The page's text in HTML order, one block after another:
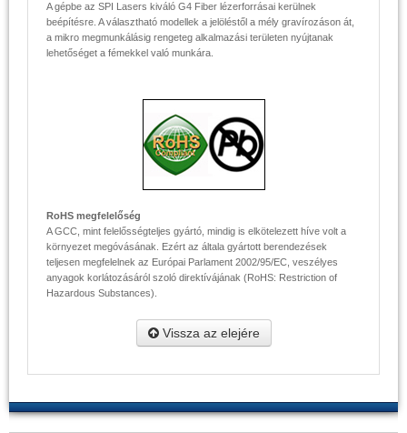
A gépbe az SPI Lasers kiváló G4 Fiber lézerforrásai kerülnek
beépítésre. A választható modellek a jelöléstől a mély gravírozáson át,
a mikro megmunkálásig rengeteg alkalmazási területen nyújtanak
lehetőséget a fémekkel való munkára.
RoHS megfelelőség
A GCC, mint felelősségteljes gyártó, mindig is elkötelezett híve volt a
környezet megóvásának. Ezért az általa gyártott berendezések
teljesen megfelelnek az Európai Parlament 2002/95/EC, veszélyes
anyagok korlátozásáról szoló direktívájának (RoHS: Restriction of
Hazardous Substances).
Vissza az elejére